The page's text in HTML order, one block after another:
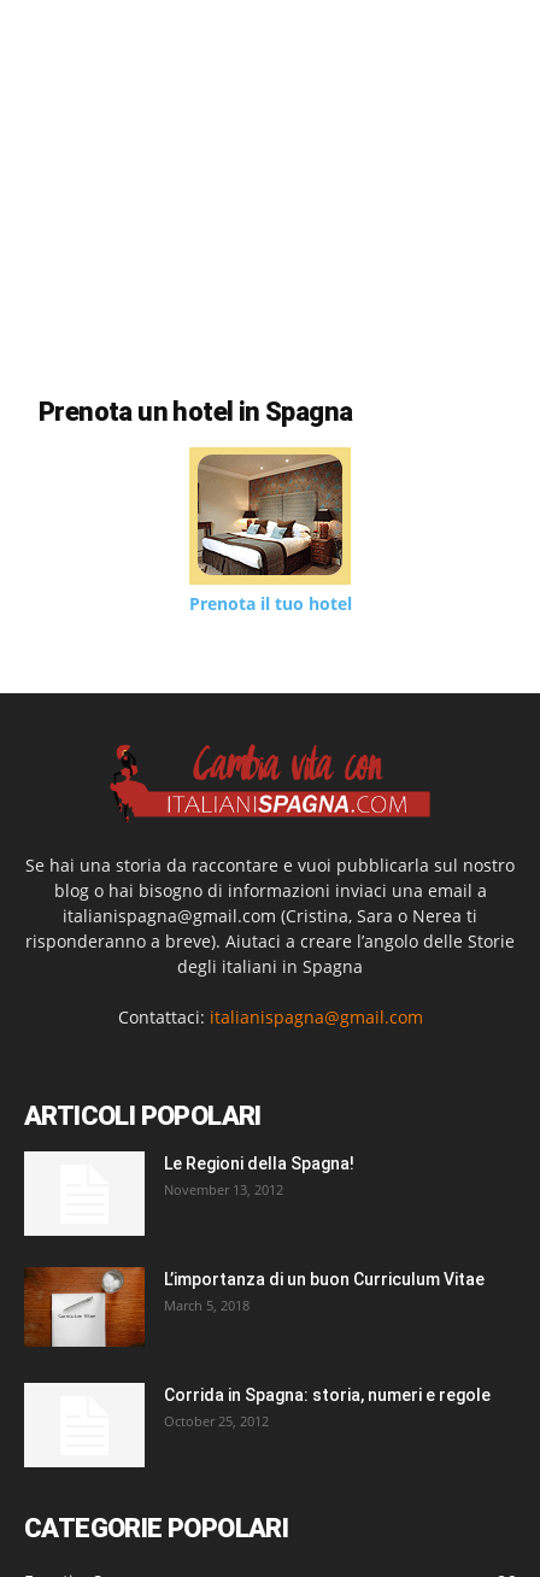
Prenota un hotel in Spagna
Prenota il tuo hotel
Se hai una storia da raccontare e vuoi pubblicarla sul nostro
blog o hai bisogno di informazioni inviaci una email a
italianispagna@gmail.com (Cristina, Sara o Nerea ti
risponderanno a breve). Aiutaci a creare l’angolo delle Storie
degli italiani in Spagna
Contattaci: italianispagna@gmail.com
ARTICOLI POPOLARI
Le Regioni della Spagna!
November 13, 2012
L’importanza di un buon Curriculum Vitae
March 5, 2018
Corrida in Spagna: storia, numeri e regole
October 25, 2012
CATEGORIE POPOLARI